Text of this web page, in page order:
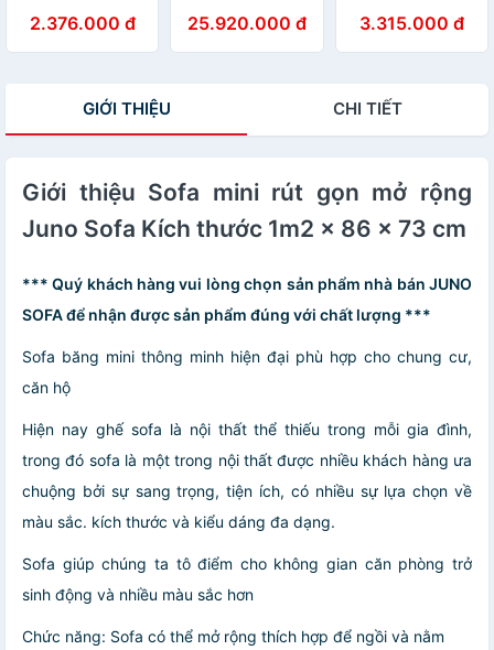
màu
2.376.000 đ
Đá tiện Tay 12
sang trọng
25.920.000 đ
Ngang 127 x Sâu
76 x Cao 48cm
3.315.000 đ
GIỚI THIỆU CHI TIẾT
Giới thiệu Sofa mini rút gọn mở rộng
Juno Sofa Kích thước 1m2 x 86 x 73 cm
*** Quý khách hàng vui lòng chọn sản phẩm nhà bán JUNO
SOFA để nhận được sản phẩm đúng với chất lượng ***
Sofa băng mini thông minh hiện đại phù hợp cho chung cư,
căn hộ
Hiện nay ghế sofa là nội thất thể thiếu trong mỗi gia đình,
trong đó sofa là một trong nội thất được nhiều khách hàng ưa
chuộng bởi sự sang trọng, tiện ích, có nhiều sự lựa chọn về
màu sắc. kích thước và kiểu dáng đa dạng.
Sofa giúp chúng ta tô điểm cho không gian căn phòng trở
sinh động và nhiều màu sắc hơn
Chức năng: Sofa có thể mở rộng thích hợp để ngồi và nằm